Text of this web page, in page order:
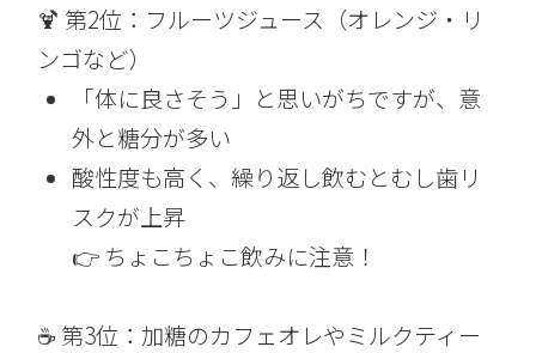
🍹 第2位：フルーツジュース（オレンジ・リ
ンゴなど）
「体に良さそう」と思いがちですが、意
外と糖分が多い
酸性度も高く、繰り返し飲むとむし歯リ
スクが上昇
👉 ちょこちょこ飲みに注意！
☕ 第3位：加糖のカフェオレやミルクティー